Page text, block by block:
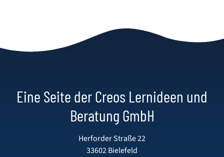
Eine Seite der Creos Lernideen und
Beratung GmbH
Herforder Straße 22
33602 Bielefeld